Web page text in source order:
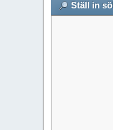
Ställ in